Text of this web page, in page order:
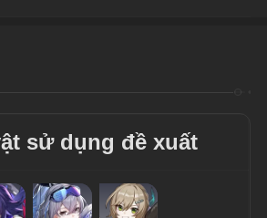
sử dụng đề xuất